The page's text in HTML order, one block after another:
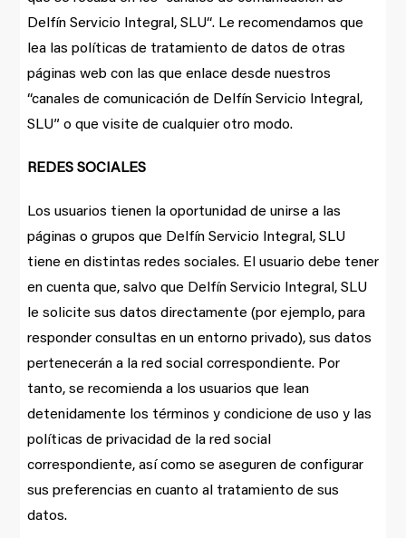
Delfín Servicio Integral, SLU“. Le recomendamos que
lea las políticas de tratamiento de datos de otras
páginas web con las que enlace desde nuestros
“canales de comunicación de Delfín Servicio Integral,
SLU” o que visite de cualquier otro modo.
REDES SOCIALES
Los usuarios tienen la oportunidad de unirse a las
páginas o grupos que Delfín Servicio Integral, SLU
tiene en distintas redes sociales. El usuario debe tener
en cuenta que, salvo que Delfín Servicio Integral, SLU
le solicite sus datos directamente (por ejemplo, para
responder consultas en un entorno privado), sus datos
pertenecerán a la red social correspondiente. Por
tanto, se recomienda a los usuarios que lean
detenidamente los términos y condicione de uso y las
políticas de privacidad de la red social
correspondiente, así como se aseguren de configurar
sus preferencias en cuanto al tratamiento de sus
datos.